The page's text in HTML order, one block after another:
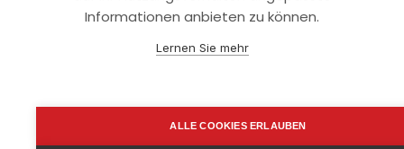
Informationen anbieten zu können.
Lernen Sie mehr
ALLE COOKIES ERLAUBEN